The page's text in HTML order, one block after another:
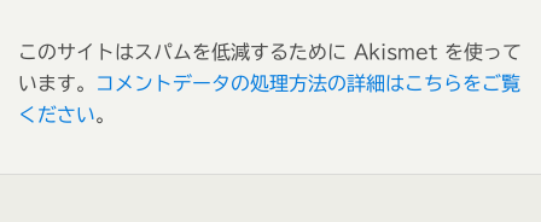
このサイトはスパムを低減するために Akismet を使って
います。
コメントデータの処理方法の詳細はこちらをご覧
ください。